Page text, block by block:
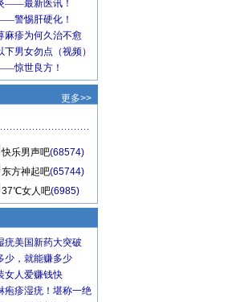
更多>>
快乐男声吧(68574)
东方神起吧(65744)
37℃女人吧(6985)